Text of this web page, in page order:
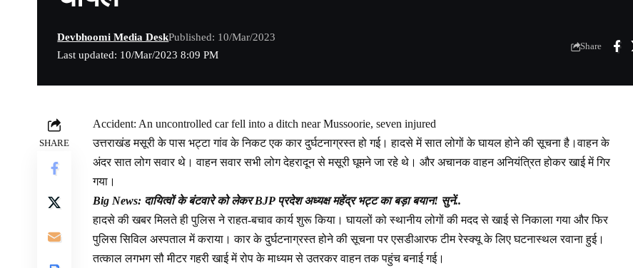
Last updated: 10/Mar/2023 8:09 PM
Devbhoomi Media DeskPublished: 10/Mar/2023
Share
SHARE
Accident: An uncontrolled car fell into a ditch near Mussoorie, seven injured
उत्तराखंड मसूरी के पास भट्टा गांव के निकट एक कार दुर्घटनाग्रस्त हो गई। हादसे में सात लोगों के घायल होने की सूचना है।वाहन के
अंदर सात लोग सवार थे। वाहन सवार सभी लोग देहरादून से मसूरी घूमने जा रहे थे। और अचानक वाहन अनियंत्रित होकर खाई में गिर
गया।
Big News: दायित्वों के बंटवारे को लेकर BJP प्रदेश अध्यक्ष महेंद्र भट्ट का बड़ा बयान! सुनें..
हादसे की खबर मिलते ही पुलिस ने राहत-बचाव कार्य शुरू किया। घायलों को स्थानीय लोगों की मदद से खाई से निकाला गया और फिर
पुलिस सिविल अस्पताल में कराया। कार के दुर्घटनाग्रस्त होने की सूचना पर एसडीआरफ टीम रेस्क्यू के लिए घटनास्थल रवाना हुई।
तत्काल लगभग सौ मीटर गहरी खाई में रोप के माध्यम से उतरकर वाहन तक पहुंच बनाई गई।